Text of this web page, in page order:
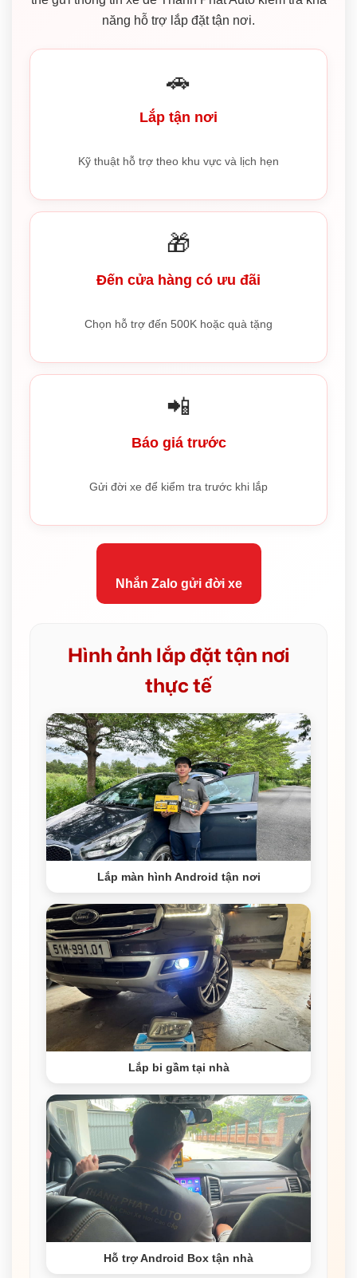
năng hỗ trợ lắp đặt tận nơi.
🚗
Lắp tận nơi
Kỹ thuật hỗ trợ theo khu vực và lịch hẹn
🎁
Đến cửa hàng có ưu đãi
Chọn hỗ trợ đến 500K hoặc quà tặng
📲
Báo giá trước
Gửi đời xe để kiểm tra trước khi lắp
Nhắn Zalo gửi đời xe
Hình ảnh lắp đặt tận nơi
thực tế
Lắp màn hình Android tận nơi
Lắp bi gầm tại nhà
Hỗ trợ Android Box tận nhà